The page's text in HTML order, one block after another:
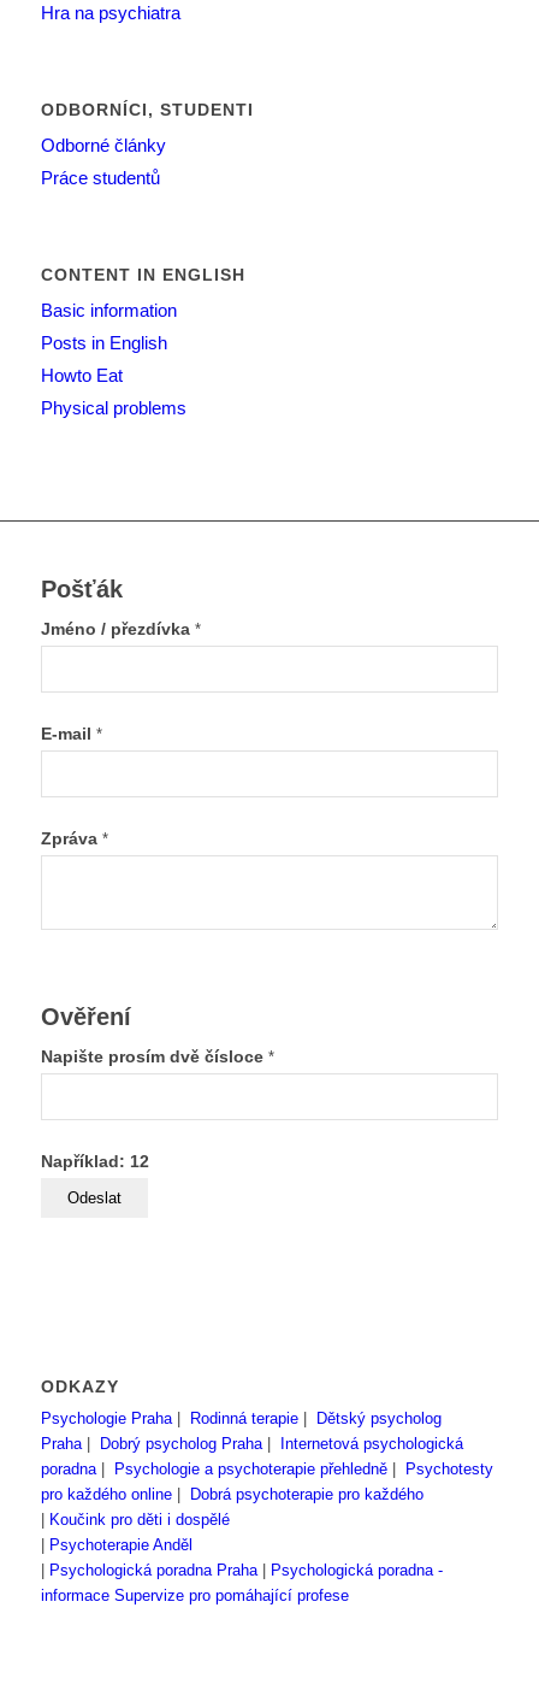
Hra na psychiatra
ODBORNÍCI, STUDENTI
Odborné články
Práce studentů
CONTENT IN ENGLISH
Basic information
Posts in English
Howto Eat
Physical problems
Pošťák
Jméno / přezdívka *
E-mail *
Zpráva *
Ověření
Napište prosím dvě čísloce *
Například: 12
ODKAZY
Psychologie Praha| Rodinná terapie|
Dětský psycholog
Praha| Dobrý psycholog Praha|
Internetová psychologická
poradna| Psychologie a psychoterapie přehledně|
Psychotesty
pro každého online|
Dobrá psychoterapie pro každého
Koučink pro děti i dospělé
Psychoterapie Anděl
Psychologická poradna Praha|
Psychologická poradna -
informace Supervize pro pomáhající profese